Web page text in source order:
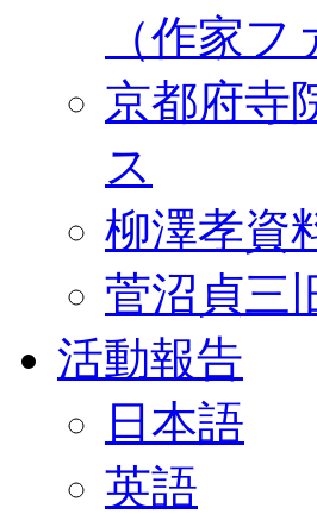
（作家フ
京都府寺
ス
柳澤孝資
菅沼貞三
活動報告
日本語
英語